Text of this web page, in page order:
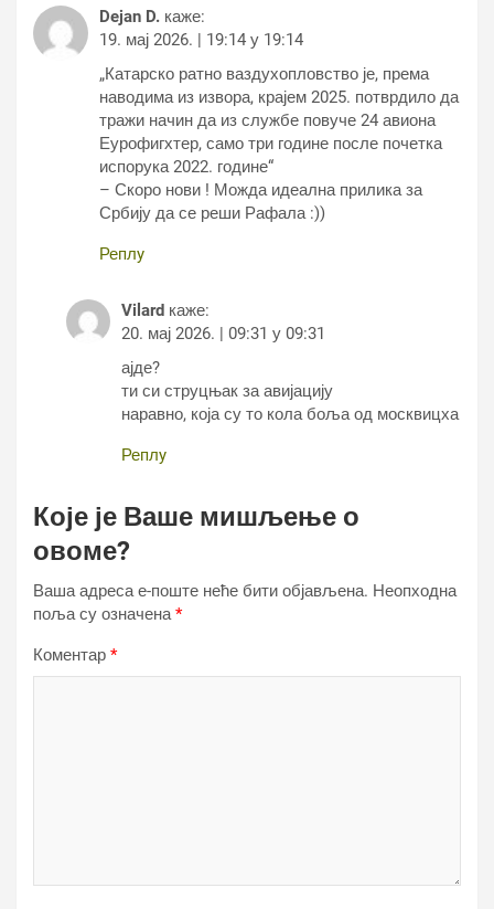
Dejan D. каже:
19. мај 2026. | 19:14 у 19:14
„Катарско ратно ваздухопловство је, према
наводима из извора, крајем 2025. потврдило да
тражи начин да из службе повуче 24 авиона
Еурофигхтер, само три године после почетка
испорука 2022. године“
– Скоро нови ! Можда идеална прилика за
Србију да се реши Рафала :))
Реплy
Vilard каже:
20. мај 2026. | 09:31 у 09:31
ајде?
ти си струцњак за авијацију
наравно, која су то кола боља од москвицха
Реплy
Које је Ваше мишљење о
овоме?
Ваша адреса е-поште неће бити објављена. Неопходна
поља су означена*
Коментар *